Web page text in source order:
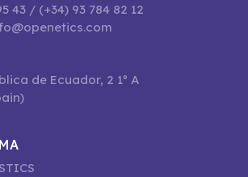
43 / (+34) 93 784 82 12
de Ecuador, 2 1º A